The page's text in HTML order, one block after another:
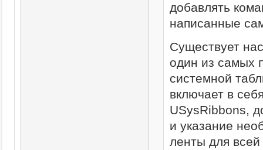
добавлять
написанные
Существует
один из самых
системной
включает в
USysRibbons,
и указание
ленты для